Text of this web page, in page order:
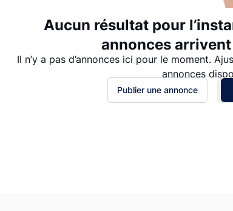
Aucun résultat pour
annonces
Il n’y a pas d’annonces ici pour le moment.
annonces
Publier une annonce